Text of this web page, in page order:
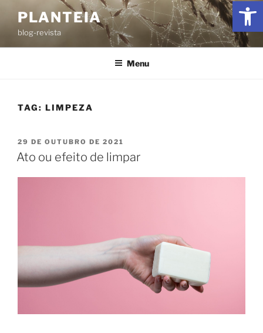
PLANTEIA
blog-revista
Menu
TAG: LIMPEZA
29 DE OUTUBRO DE 2021
Ato ou efeito de limpar